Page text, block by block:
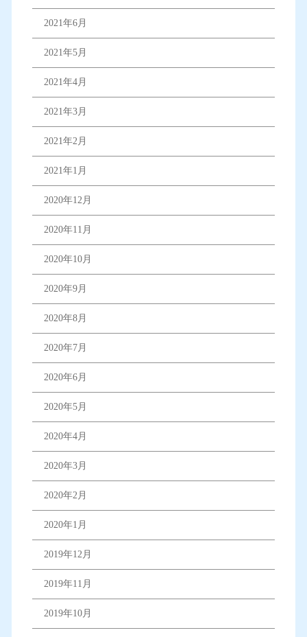
2021年6月
2021年5月
2021年4月
2021年3月
2021年2月
2021年1月
2020年12月
2020年11月
2020年10月
2020年9月
2020年8月
2020年7月
2020年6月
2020年5月
2020年4月
2020年3月
2020年2月
2020年1月
2019年12月
2019年11月
2019年10月